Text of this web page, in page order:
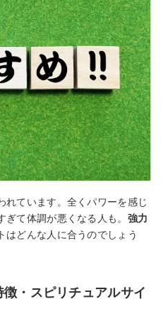
れています。全くパワーを感じ
て体調が悪くなる人も。 強力
はどんな人に合うのでしょう
・スピリチュアルサイ